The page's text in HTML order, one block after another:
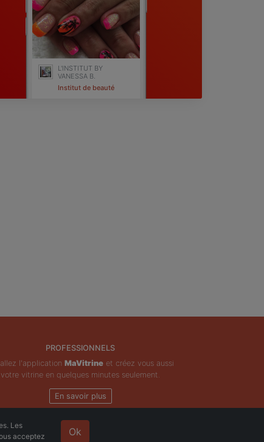
L'INSTITUT BY
VANESSA B.
Institut de beauté
PROFESSIONNELS
l'application MaVitrineet créez vous aussi
votre vitrine en quelques minutes seulement.
En savoir plus
Ok
Les
acceptez